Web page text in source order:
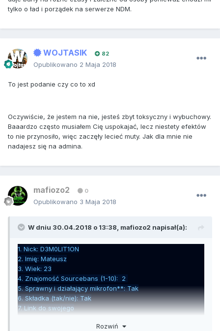
tylko o ład i porządek na serwerze NDM.
WOJTASIK 82
Opublikowano 2 Maja 2018
To jest podanie czy co to xd
Oczywiście, że jestem na nie, jesteś zbyt toksyczny i wybuchowy.
Baaardzo często musiałem Cię uspokajać, lecz niestety efektów
to nie przynosiło, więc zaczęły lecieć muty. Jak dla mnie nie
nadajesz się na admina.
mafiozo2 0
Opublikowano 3 Maja 2018
W dniu 30.04.2018 o 13:38, mafiozo2 napisał(a):
1. Nick: D3M0LIT1ON
2. Imię: Mateusz
3. Wiek: 23
4. Znajomość Sourcebans (1-10): 2
5. Sprawny i działający mikrofon**: Tak
6. Składka (tak/nie): Tak
7. Link do swojego
Rozwiń